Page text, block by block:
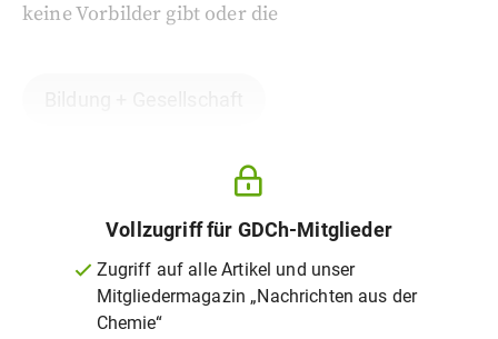
keine Vorbilder gibt oder die
Vollzugriff für GDCh-Mitglieder
Zugriff auf alle Artikel und unser
Mitgliedermagazin „Nachrichten aus der
Chemie“